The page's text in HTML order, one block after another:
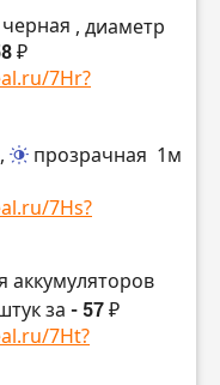
черная , диаметр
₽
7Hr?
прозрачная 1м
7Hs?
аккумуляторов
за - 57 ₽
7Ht?